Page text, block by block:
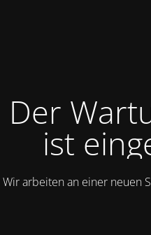
Der
ist
Wir arbeiten an einer neuen